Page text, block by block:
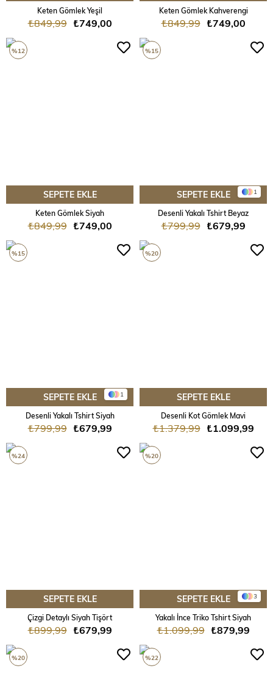
Keten Gömlek Yeşil
₺749,00
₺849,99
Keten Gömlek Kahverengi
₺749,00
₺849,99
SEPETE EKLE
Keten Gömlek Siyah
₺749,00
₺849,99
%12
1
SEPETE EKLE
Desenli Yakalı Tshirt Beyaz
₺679,99
₺799,99
%15
1
SEPETE EKLE
Desenli Yakalı Tshirt Siyah
₺679,99
₺799,99
%15
SEPETE EKLE
Desenli Kot Gömlek Mavi
₺1.099,99
₺1.379,99
%20
SEPETE EKLE
Çizgi Detaylı Siyah Tişört
₺679,99
₺899,99
%24
3
SEPETE EKLE
Yakalı İnce Triko Tshirt Siyah
₺879,99
₺1.099,99
%20
%20 %22